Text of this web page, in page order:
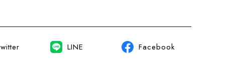
LINE Facebook